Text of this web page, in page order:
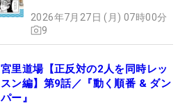
2026年7月27日 (月) 07時00分
9
宮里道場【正反対の2人を同時レッ
スン編】第9話／『動く順番 & ダン
パー』